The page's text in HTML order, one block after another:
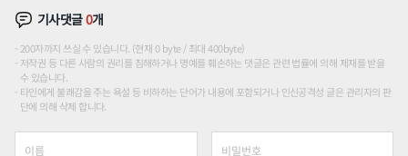
기사댓글0개
200자까지 쓰실 수 있습니다. (현재 0 byte / 최대 400byte)
저작권 등 다른 사람의 권리를 침해하거나 명예를 훼손하는 댓글은 관련 법률에 의해 제재를 받을
수 있습니다.
타인에게 불쾌감을 주는 욕설 등 비하하는 단어가 내용에 포함되거나 인신공격성 글은 관리자의 판
단에 의해 삭제 합니다.